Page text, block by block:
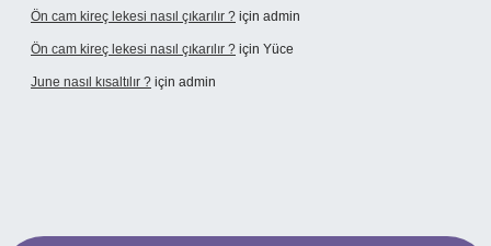
Ön cam kireç lekesi nasıl çıkarılır ? için admin
Ön cam kireç lekesi nasıl çıkarılır ? için Yüce
June nasıl kısaltılır ? için admin